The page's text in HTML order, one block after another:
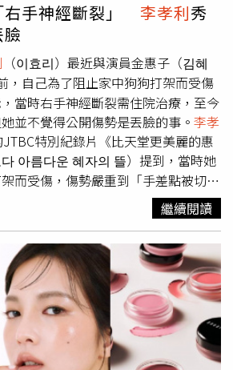
右手神經斷裂」 李孝利秀
（이효리）最近與演員金惠子（김혜
，自己為了阻止家中狗狗打架而受傷
當時右手神經斷裂需住院治療，至今
並不覺得公開傷勢是丟臉的事。 李孝
特別紀錄片《比天堂更美麗的惠
아름다운 혜자의 뜰）提到，當時她
而受傷，傷勢嚴重到「手差點被切
療。她語畢便伸出手展示傷痕，說明
數斷裂。金惠子看到
李孝利的手傷後
讓我看看，女孩子的指甲怎麼會這樣
應，「這是兩年前的事。當時我老公
必須有監護人同意才能手術。」李孝利
她，「這樣的手出現在節目上不會不好
完全不覺得丟臉。金惠子對此感到認
不會覺得丟臉。是因為妳愛狗狗。只是
妳。」此外，
李孝利在節目中也分享
繼續閱讀